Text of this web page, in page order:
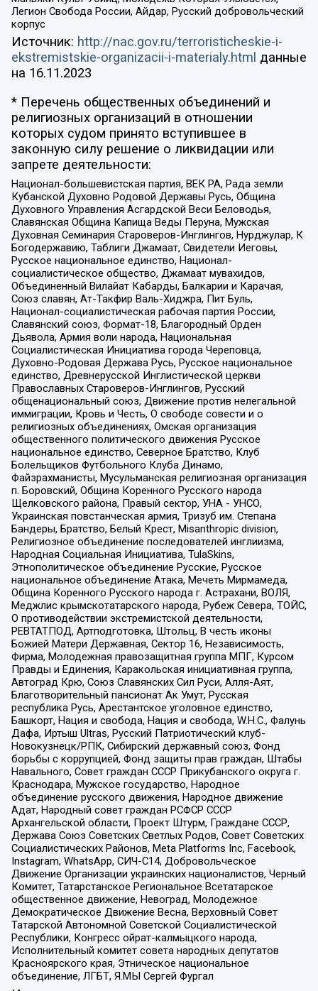
Легион Свобода России, Айдар, Русский добровольческий
корпус
Источник: http://nac.gov.ru/terroristicheskie-i-
ekstremistskie-organizacii-i-materialy.html данные
на 16.11.2023
* Перечень общественных объединений и
религиозных организаций в отношении
которых судом принято вступившее в
законную силу решение о ликвидации или
запрете деятельности:
Национал-большевистская партия, ВЕК РА, Рада земли
Кубанской Духовно Родовой Державы Русь, Община
Духовного Управления Асгардской Веси Беловодья,
Славянская Община Капища Веды Перуна, Мужская
Духовная Семинария Староверов-Инглингов, Нурджулар, К
Богодержавию, Таблиги Джамаат, Свидетели Иеговы,
Русское национальное единство, Национал-
социалистическое общество, Джамаат мувахидов,
Объединенный Вилайат Кабарды, Балкарии и Карачая,
Союз славян, Ат-Такфир Валь-Хиджра, Пит Буль,
Национал-социалистическая рабочая партия России,
Славянский союз, Формат-18, Благородный Орден
Дьявола, Армия воли народа, Национальная
Социалистическая Инициатива города Череповца,
Духовно-Родовая Держава Русь, Русское национальное
единство, Древнерусской Инглистической церкви
Православных Староверов-Инглингов, Русский
общенациональный союз, Движение против нелегальной
иммиграции, Кровь и Честь, О свободе совести и о
религиозных объединениях, Омская организация
общественного политического движения Русское
национальное единство, Северное Братство, Клуб
Болельщиков Футбольного Клуба Динамо,
Файзрахманисты, Мусульманская религиозная организация
п. Боровский, Община Коренного Русского народа
Щелковского района, Правый сектор, УНА - УНСО,
Украинская повстанческая армия, Тризуб им. Степана
Бандеры, Братство, Белый Крест, Misanthropic division,
Религиозное объединение последователей инглиизма,
Народная Социальная Инициатива, TulaSkins,
Этнополитическое объединение Русские, Русское
национальное объединение Атака, Мечеть Мирмамеда,
Община Коренного Русского народа г. Астрахани, ВОЛЯ,
Меджлис крымскотатарского народа, Рубеж Севера, ТОЙС,
О противодействии экстремистской деятельности,
РЕВТАТПОД, Артподготовка, Штольц, В честь иконы
Божией Матери Державная, Сектор 16, Независимость,
Фирма, Молодежная правозащитная группа МПГ, Курсом
Правды и Единения, Каракольская инициативная группа,
Автоград Крю, Союз Славянских Сил Руси, Алля-Аят,
Благотворительный пансионат Ак Умут, Русская
республика Русь, Арестантское уголовное единство,
Башкорт, Нация и свобода, Нация и свобода, W.H.С., Фалунь
Дафа, Иртыш Ultras, Русский Патриотический клуб-
Новокузнецк/РПК, Сибирский державный союз, Фонд
борьбы с коррупцией, Фонд защиты прав граждан, Штабы
Навального, Совет граждан СССР Прикубанского округа г.
Краснодара, Мужское государство, Народное
объединение русского движения, Народное движение
Адат, Народный совет граждан РСФСР СССР
Архангельской области, Проект Штурм, Граждане СССР,
Держава Союз Советских Светлых Родов, Совет Советских
Социалистических Районов, Meta Platforms Inc, Facebook,
Instagram, WhatsApp, СИЧ-С14, Добровольческое
Движение Организации украинских националистов, Черный
Комитет, Татарстанское Региональное Всетатарское
общественное движение, Невоград, Молодежное
Демократическое Движение Весна, Верховный Совет
Татарской Автономной Советской Социалистической
Республики, Конгресс ойрат-калмыцкого народа,
Исполнительный комитет совета народных депутатов
Красноярского края, Этническое национальное
объединение, ЛГБТ, Я.МЫ Сергей Фургал